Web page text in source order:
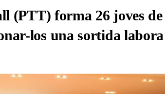
(PTT) forma 26 joves de
los una sortida labora